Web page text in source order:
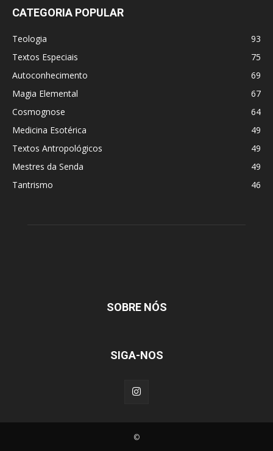
CATEGORIA POPULAR
Teologia
93
Textos Especiais
75
Autoconhecimento
69
Magia Elemental
67
Cosmognose
64
Medicina Esotérica
49
Textos Antropológicos
49
Mestres da Senda
49
Tantrismo
46
SOBRE NÓS
SIGA-NOS
©